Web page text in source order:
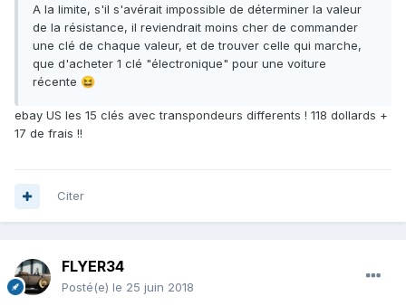
A la limite, s'il s'avérait impossible de déterminer la valeur
de la résistance, il reviendrait moins cher de commander
une clé de chaque valeur, et de trouver celle qui marche,
que d'acheter 1 clé "électronique" pour une voiture
récente 😆
ebay US les 15 clés avec transpondeurs differents ! 118 dollards +
17 de frais !!
Citer
FLYER34
Posté(e) le 25 juin 2018